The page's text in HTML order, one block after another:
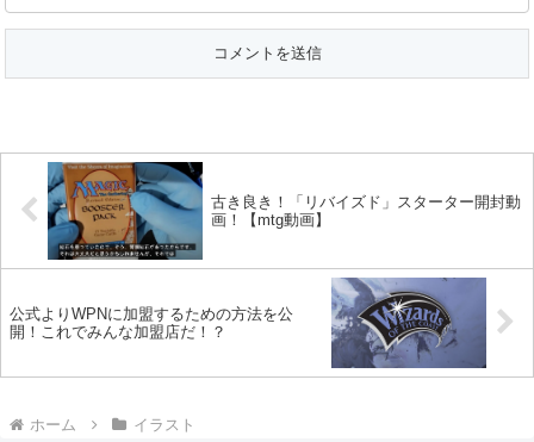
古き良き！「リバイズド」スターター開封動
画！【mtg動画】
公式よりWPNに加盟するための方法を公
開！これでみんな加盟店だ！？
ホーム イラスト